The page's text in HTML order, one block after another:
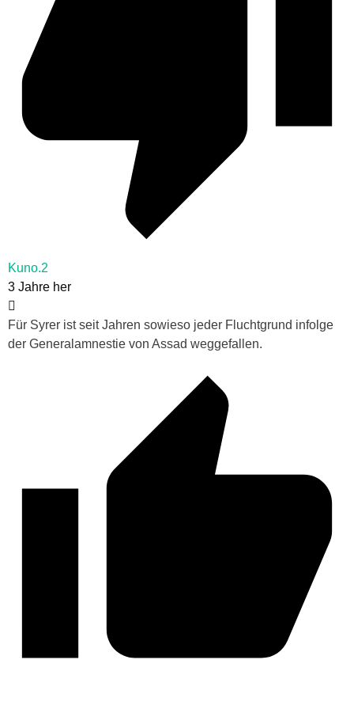
Kuno.2
3 Jahre her
Für Syrer ist seit Jahren sowieso jeder Fluchtgrund infolge
der Generalamnestie von Assad weggefallen.